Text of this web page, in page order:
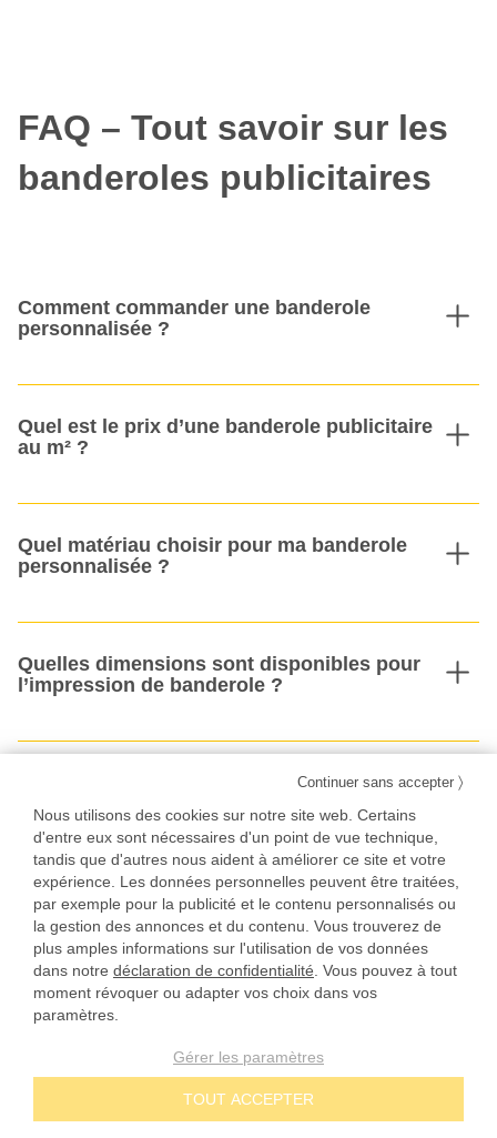
FAQ – Tout savoir sur les
banderoles publicitaires
Comment commander une banderole
personnalisée ?
Quel est le prix d’une banderole publicitaire
au m² ?
Quel matériau choisir pour ma banderole
personnalisée ?
Quelles dimensions sont disponibles pour
l’impression de banderole ?
Quels sont les délais d'impression et de
livraison ?
Les banderoles publicitaires sont-elles
livrées pliées ou roulées ?
Les banderoles sont-elles résistantes aux
Continuer sans accepter 〉
Nous utilisons des cookies sur notre site web. Certains
d'entre eux sont nécessaires d'un point de vue technique,
tandis que d'autres nous aident à améliorer ce site et votre
expérience. Les données personnelles peuvent être traitées,
par exemple pour la publicité et le contenu personnalisés ou
la gestion des annonces et du contenu. Vous trouverez de
plus amples informations sur l'utilisation de vos données
dans notre déclaration de confidentialité . Vous pouvez à tout
moment révoquer ou adapter vos choix dans vos
paramètres.
TOUT ACCEPTER
Gérer les paramètres